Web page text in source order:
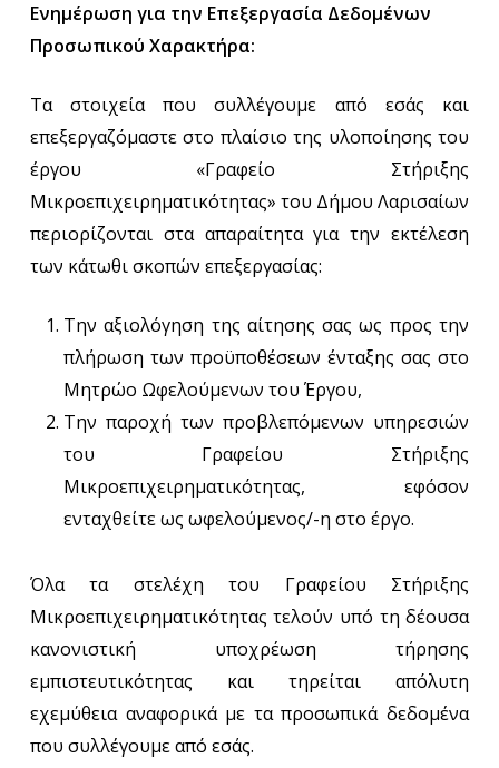
Ενημέρωση για την Επεξεργασία Δεδομένων
Προσωπικού Χαρακτήρα:
Τα στοιχεία που συλλέγουμε από εσάς και
επεξεργαζόμαστε στο πλαίσιο της υλοποίησης του
έργου «Γραφείο Στήριξης
Μικροεπιχειρηματικότητας» του Δήμου Λαρισαίων
περιορίζονται στα απαραίτητα για την εκτέλεση
των κάτωθι σκοπών επεξεργασίας:
Την αξιολόγηση της αίτησης σας ως προς την
πλήρωση των προϋποθέσεων ένταξης σας στο
Μητρώο Ωφελούμενων του Έργου,
Την παροχή των προβλεπόμενων υπηρεσιών
του Γραφείου Στήριξης
Μικροεπιχειρηματικότητας, εφόσον
ενταχθείτε ως ωφελούμενος/-η στο έργο.
Όλα τα στελέχη του Γραφείου Στήριξης
Μικροεπιχειρηματικότητας τελούν υπό τη δέουσα
κανονιστική υποχρέωση τήρησης
εμπιστευτικότητας και τηρείται απόλυτη
εχεμύθεια αναφορικά με τα προσωπικά δεδομένα
που συλλέγουμε από εσάς.